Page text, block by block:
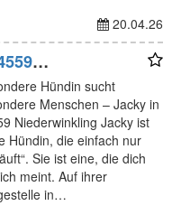
20.04.26
Zuhause
Hündin sucht
Menschen – Jacky in
Niederwinkling Jacky ist
Hündin, die einfach nur
Sie ist eine, die dich
meint. Auf ihrer
in…